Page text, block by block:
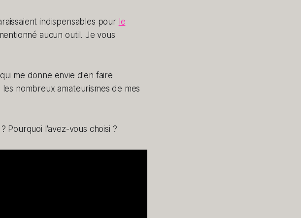
indispensables pour le
aucun outil. Je vous
qui me donne envie d'en faire
nombreux amateurismes de mes
Pourquoi l'avez-vous choisi ?